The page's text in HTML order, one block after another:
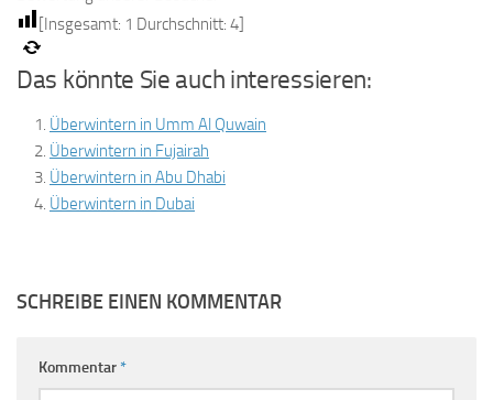
[Insgesamt: 1 Durchschnitt: 4]
Das könnte Sie auch interessieren:
Überwintern in Umm Al Quwain
Überwintern in Fujairah
Überwintern in Abu Dhabi
Überwintern in Dubai
SCHREIBE EINEN KOMMENTAR
Kommentar*